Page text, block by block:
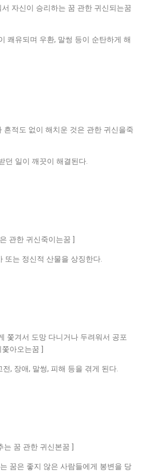
자신이 승리하는 꿈 관한 귀신되는꿈
쾌유되며 우환, 말썽 등이 순탄하게 해
흔적도 없이 해치운 것은 관한 귀신을죽
던 일이 깨끗이 해결된다.
관한 귀신죽이는꿈 ]
또는 정신적 산물을 상징한다.
쫓겨서 도망 다니거나 두려워서 공포
아오는꿈 ]
, 장애, 말썽, 피해 등을 겪게 된다.
는 꿈 관한 귀신본꿈 ]
꿈은 좋지 않은 사람들에게 봉변을 당